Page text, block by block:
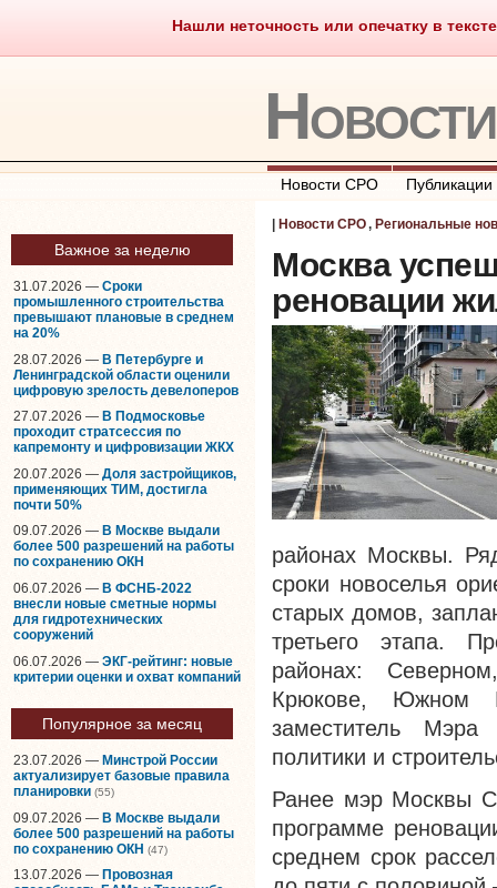
Нашли неточность или опечатку в
Саморегулирование Что
Новости СРО Публикации
Важное за неделю
31.07.2026 — Сроки
промышленного строительства
превышают плановые в среднем
на 20%
28.07.2026 — В Петербурге и
Ленинградской области оценили
цифровую зрелость девелоперов
27.07.2026 — В Подмосковье
проходит стратсессия по
капремонту и цифровизации ЖКХ
20.07.2026 — Доля застройщиков,
применяющих ТИМ, достигла
почти 50%
09.07.2026 — В Москве выдали
более 500 разрешений на работы
по сохранению ОКН
06.07.2026 — В ФСНБ-2022
внесли новые сметные нормы
для гидротехнических
сооружений
06.07.2026 — ЭКГ-рейтинг: новые
критерии оценки и охват компаний
Популярное за месяц
23.07.2026 — Минстрой России
актуализирует базовые правила
планировки (55)
09.07.2026 — В Москве выдали
более 500 разрешений на работы
по сохранению ОКН (47)
13.07.2026 — Провозная
Новости СРО, Региональные
Москва
реновации
районах Москвы.
сроки новоселья
старых домов,
третьего этапа.
районах:
Крюкове, Южном
заместитель Мэра
политики и
Ранее мэр Москвы
программе
среднем срок